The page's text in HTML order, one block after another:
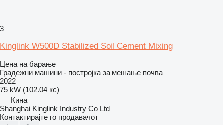
3
Kinglink W500D Stabilized Soil Cement Mixing
Цена на барање
Градежни машини - постројка за мешање почва
2022
75 kW (102.04 кс)
Кина
Shanghai Kinglink Industry Co Ltd
Контактирајте го продавачот